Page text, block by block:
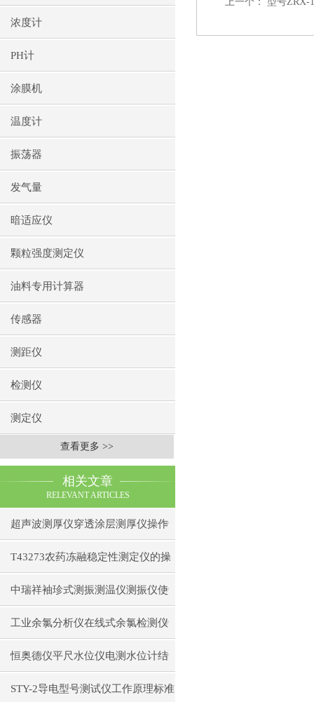
浓度计
PH计
涂膜机
温度计
振荡器
发气量
暗适应仪
颗粒强度测定仪
油料专用计算器
传感器
测距仪
检测仪
测定仪
查看更多 >>
相关文章
RELEVANT ARTICLES
超声波测厚仪穿透涂层测厚仪操作
前准备操作步骤
T43273农药冻融稳定性测定仪的操
作使用
中瑞祥袖珍式测振测温仪测振仪使
用注意事项工作原理
工业余氯分析仪在线式余氯检测仪
日常维护注意事项安装与接线步骤
恒奥德仪平尺水位仪电测水位计结
构原理操作使用
STY-2导电型号测试仪工作原理标准